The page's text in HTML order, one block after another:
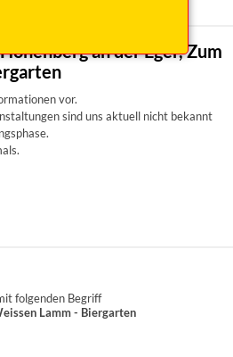
an der Eger, Zum
vor.
sind uns aktuell nicht bekannt
folgenden Begriff
Lamm - Biergarten